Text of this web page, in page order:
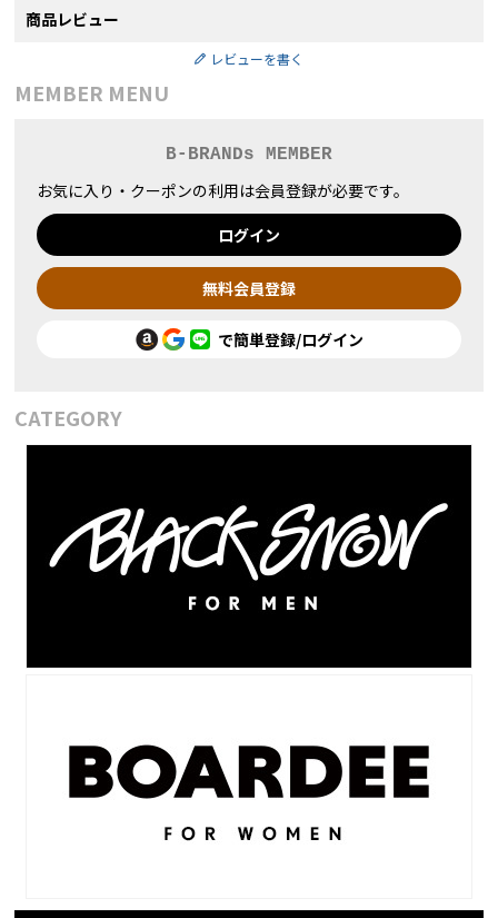
商品レビュー
レビューを書く
MEMBER MENU
B-BRANDs MEMBER
お気に入り・クーポンの利用は会員登録が必要です。
ログイン
無料会員登録
で簡単登録/ログイン
CATEGORY